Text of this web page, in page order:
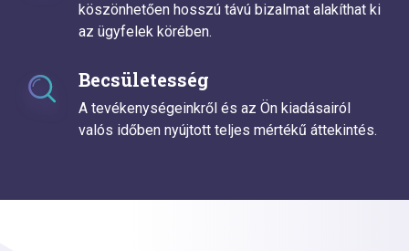
köszönhetően hosszú távú bizalmat alakíthat ki
az ügyfelek körében.
Becsületesség
A tevékenységeinkről és az Ön kiadásairól
valós időben nyújtott teljes mértékű áttekintés.